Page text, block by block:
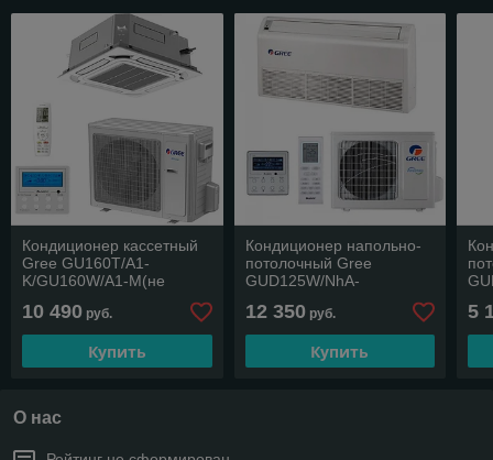
Кондиционер кассетный
Gree GU160T/A1-
K/GU160W/A1-M(не
10 490 руб.
Купить
Кондиционер напольно-
потолочный Gree
GUD125W/NhA-
12 350руб.
Купить
5
О нас